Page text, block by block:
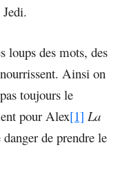
loups des mots, des
Ainsi on
toujours le
pour Alex[1] La
de prendre le